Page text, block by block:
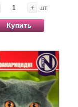
+ шт
Купить